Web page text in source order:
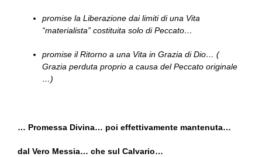
promise la Liberazione dai limiti di una Vita
“materialista” costituita solo di Peccato…
promise il Ritorno a una Vita in Grazia di Dio… (
Grazia perduta proprio a causa del Peccato originale
…)
… Promessa Divina… poi effettivamente mantenuta…
dal Vero Messia… che sul Calvario…